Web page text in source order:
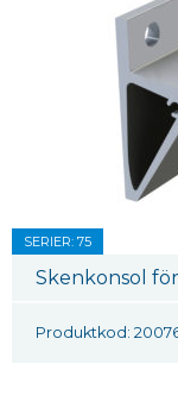
SERIER: 75
Skenkonsol
Produktkod: